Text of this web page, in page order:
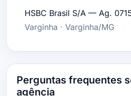
HSBC Brasil S/A — Ag.
Varginha · Varginha/MG
Perguntas frequentes
agência